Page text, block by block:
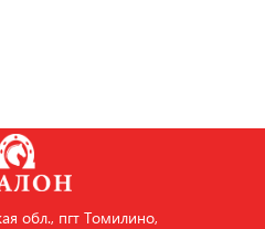
обл., пгт Томилино,